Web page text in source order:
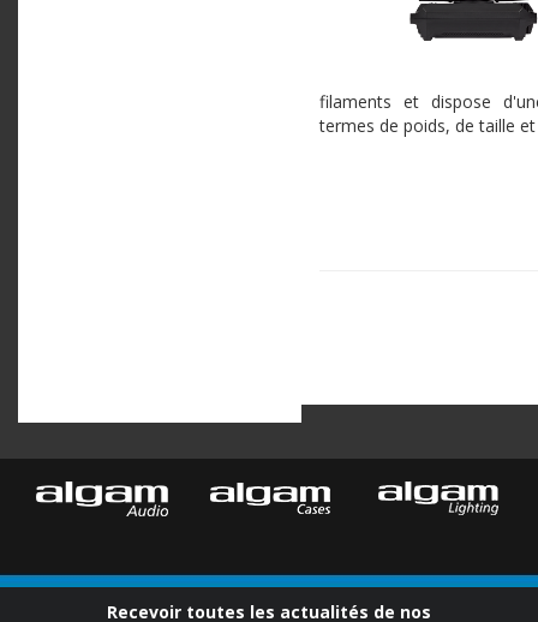
filaments et dispose
termes de poids, de taille
Recevoir toutes les actualités de nos